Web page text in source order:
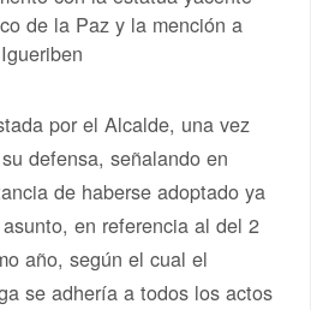
de la Paz y la mención a
Igueriben
por el Alcalde, una vez
defensa, señalando en
de haberse adoptado ya
en referencia al del 2
año, según el cual el
se adhería a todos los actos